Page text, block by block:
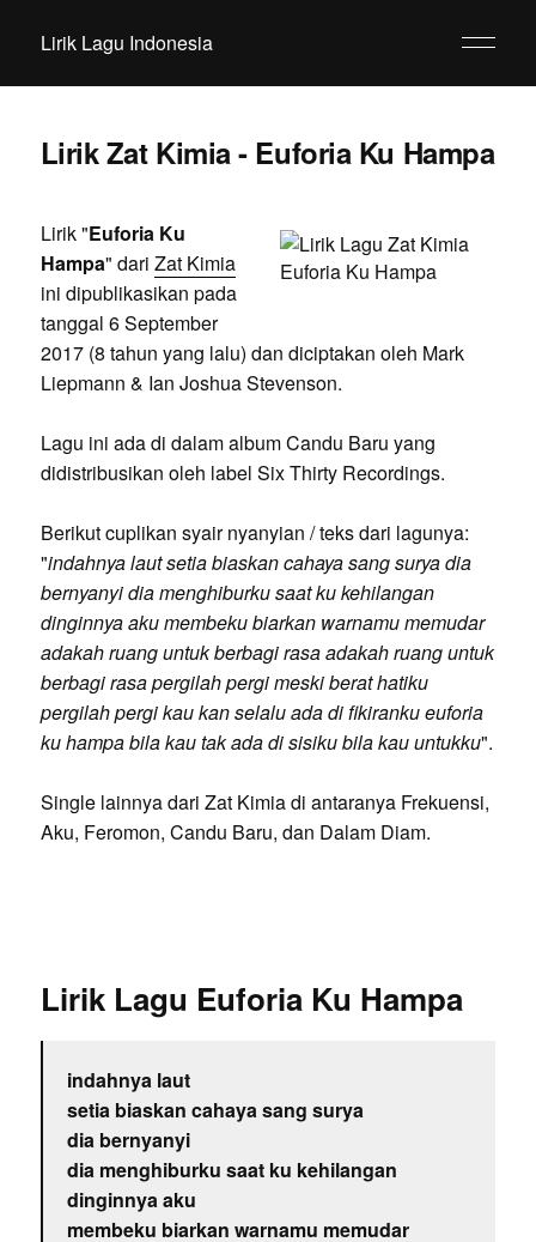
Lirik Lagu Indonesia
Lirik Zat Kimia - Euforia Ku Hampa
Lirik "Euforia Ku
Hampa" dari Zat Kimia
ini dipublikasikan pada
tanggal 6 September
2017 (8 tahun yang lalu) dan diciptakan oleh Mark
Liepmann & Ian Joshua Stevenson.
Lagu ini ada di dalam album Candu Baru yang
didistribusikan oleh label Six Thirty Recordings.
Berikut cuplikan syair nyanyian / teks dari lagunya:
"indahnya laut setia biaskan cahaya sang surya dia
bernyanyi dia menghiburku saat ku kehilangan
dinginnya aku membeku biarkan warnamu memudar
adakah ruang untuk berbagi rasa adakah ruang untuk
berbagi rasa pergilah pergi meski berat hatiku
pergilah pergi kau kan selalu ada di fikiranku euforia
ku hampa bila kau tak ada di sisiku bila kau untukku".
Single lainnya dari Zat Kimia di antaranya Frekuensi,
Aku, Feromon, Candu Baru, dan Dalam Diam.
Lirik Lagu Euforia Ku Hampa
indahnya laut
setia biaskan cahaya sang surya
dia bernyanyi
dia menghiburku saat ku kehilangan
dinginnya aku
membeku biarkan warnamu memudar